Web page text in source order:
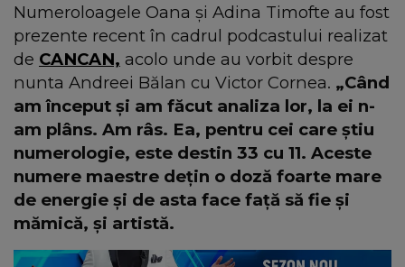
Numeroloagele Oana și Adina Timofte au fost
prezente recent în cadrul podcastului realizat
de CANCAN, acolo unde au vorbit despre
nunta Andreei Bălan cu Victor Cornea. „Când
am început și am făcut analiza lor, la ei n-
am plâns. Am râs. Ea, pentru cei care știu
numerologie, este destin 33 cu 11. Aceste
numere maestre dețin o doză foarte mare
de energie și de asta face față să fie și
mămică, și artistă.